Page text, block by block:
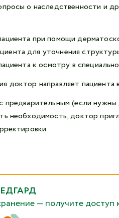
о наследственности и
при помощи
для уточнения
к осмотру в
доктор направляет
предварительным (если
необходимость, доктор
— получите